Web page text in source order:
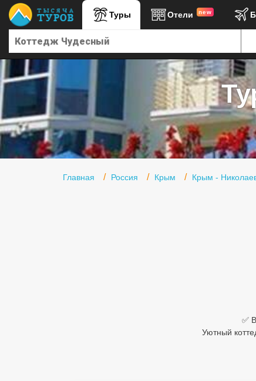
Туры Отели new
Главная Россия Крым Крым -
✅
Уютный
Главная
Туры в Турцию
Туры в Египет
Туры в ОАЭ
Офис г. Москва